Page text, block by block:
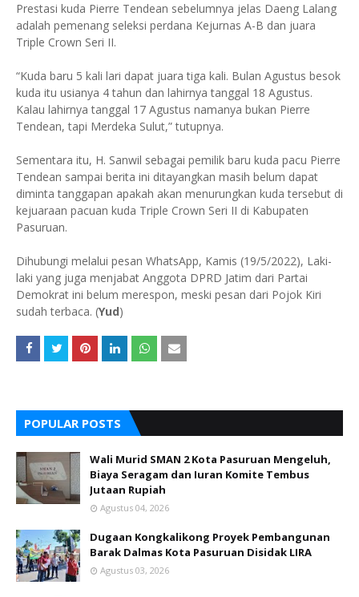
Prestasi kuda Pierre Tendean sebelumnya jelas Daeng Lalang
adalah pemenang seleksi perdana Kejurnas A-B dan juara
Triple Crown Seri II.
“Kuda baru 5 kali lari dapat juara tiga kali. Bulan Agustus besok
kuda itu usianya 4 tahun dan lahirnya tanggal 18 Agustus.
Kalau lahirnya tanggal 17 Agustus namanya bukan Pierre
Tendean, tapi Merdeka Sulut,” tutupnya.
Sementara itu, H. Sanwil sebagai pemilik baru kuda pacu Pierre
Tendean sampai berita ini ditayangkan masih belum dapat
diminta tanggapan apakah akan menurungkan kuda tersebut di
kejuaraan pacuan kuda Triple Crown Seri II di Kabupaten
Pasuruan.
Dihubungi melalui pesan WhatsApp, Kamis (19/5/2022), Laki-
laki yang juga menjabat Anggota DPRD Jatim dari Partai
Demokrat ini belum merespon, meski pesan dari Pojok Kiri
sudah terbaca. (Yud)
POPULAR POSTS
Wali Murid SMAN 2 Kota Pasuruan Mengeluh,
Biaya Seragam dan Iuran Komite Tembus
Jutaan Rupiah
Agustus 04, 2026
Dugaan Kongkalikong Proyek Pembangunan
Barak Dalmas Kota Pasuruan Disidak LIRA
Agustus 03, 2026